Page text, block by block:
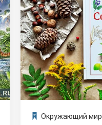
Окружающий мир